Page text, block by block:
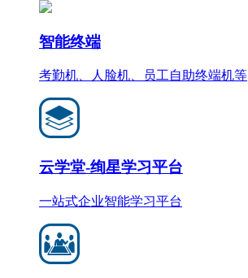
智能终端
考勤机、人脸机、员工自助终端机等
云学堂-绚星学习平台
一站式企业智能学习平台